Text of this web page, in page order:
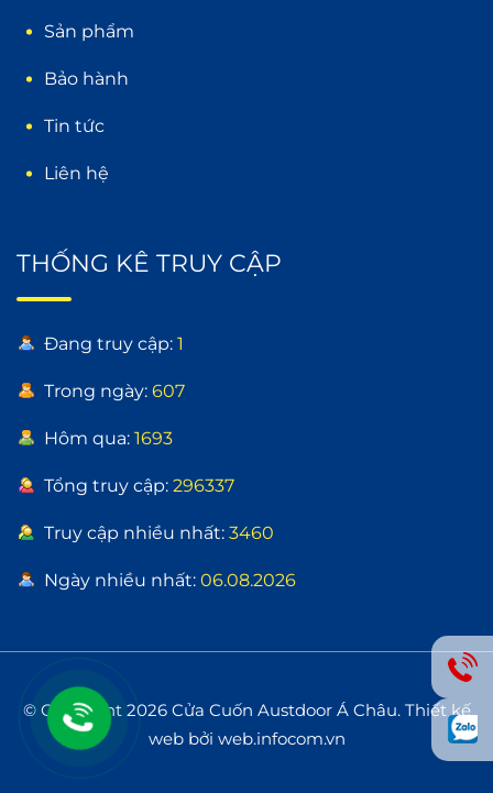
Sản phẩm
Bảo hành
Tin tức
Liên hệ
THỐNG KÊ TRUY CẬP
Đang truy cập: 1
Trong ngày: 607
Hôm qua: 1693
Tổng truy cập: 296337
Truy cập nhiều nhất: 3460
Ngày nhiều nhất: 06.08.2026
© Copyright 2026 Cửa Cuốn Austdoor Á Châu. Thiết kế
web bởi web.infocom.vn